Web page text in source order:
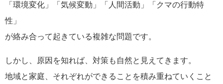
「環境変化」「気候変動」「人間活動」「クマの行動特
性」
が絡み合って起きている複雑な問題です。
しかし、原因を知れば、対策も自然と見えてきます。
地域と家庭、それぞれができることを積み重ねていくこと